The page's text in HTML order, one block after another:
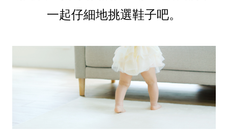
一起仔細地挑選鞋子吧。